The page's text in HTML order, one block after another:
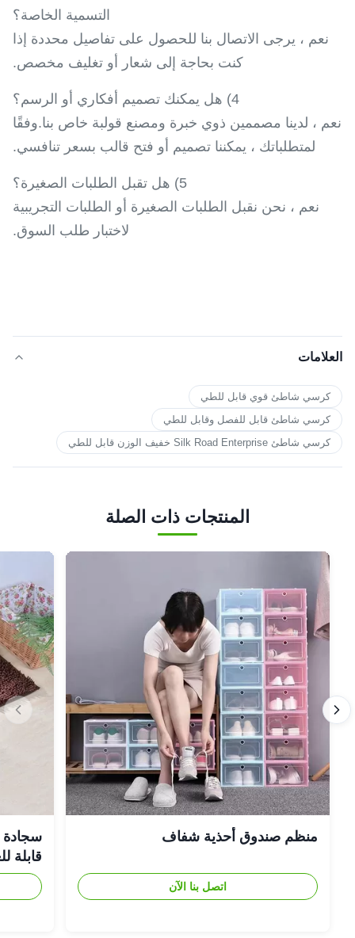
التسمية الخاصة؟
نعم ، يرجى الاتصال بنا للحصول على تفاصيل محددة إذا
كنت بحاجة إلى شعار أو تغليف مخصص.
4) هل يمكنك تصميم أفكاري أو الرسم؟
نعم ، لدينا مصممين ذوي خبرة ومصنع قولبة خاص بنا.وفقًا
لمتطلباتك ، يمكننا تصميم أو فتح قالب بسعر تنافسي.
5) هل تقبل الطلبات الصغيرة؟
نعم ، نحن نقبل الطلبات الصغيرة أو الطلبات التجريبية
لاختبار طلب السوق.
العلامات
كرسي شاطئ قوي قابل للطي
كرسي شاطئ قابل للفصل وقابل للطي
كرسي شاطئ Silk Road Enterprise خفيف الوزن قابل للطي
المنتجات ذات الصلة
منظم صندوق أحذية شفاف
اتصل بنا الآن
سجادة
قابلة